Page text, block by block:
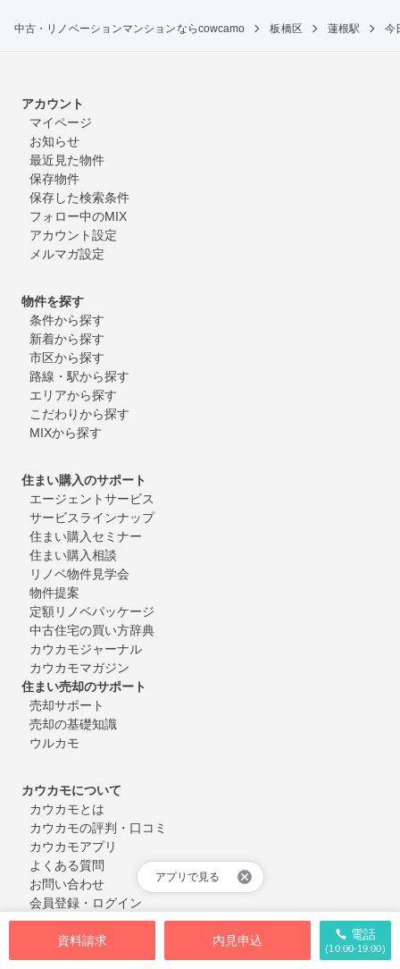
資料請求 内見申込 電話
(10:00-19:00)
アプリで見る
中古・リノベーションマンションならcowcamo 板橋区 蓮根駅 今
アカウント
マイページ
お知らせ
最近見た物件
保存物件
保存した検索条件
フォロー中のMIX
アカウント設定
メルマガ設定
物件を探す
条件から探す
新着から探す
市区から探す
路線・駅から探す
エリアから探す
こだわりから探す
MIXから探す
住まい購入のサポート
エージェントサービス
サービスラインナップ
住まい購入セミナー
住まい購入相談
リノベ物件見学会
物件提案
定額リノベパッケージ
中古住宅の買い方辞典
カウカモジャーナル
カウカモマガジン
住まい売却のサポート
売却サポート
売却の基礎知識
ウルカモ
カウカモについて
カウカモとは
カウカモの評判・口コミ
カウカモアプリ
よくある質問
お問い合わせ
会員登録・ログイン